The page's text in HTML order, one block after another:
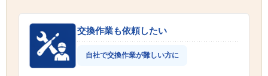
交換作業も依頼したい
自社で交換作業が難しい方に